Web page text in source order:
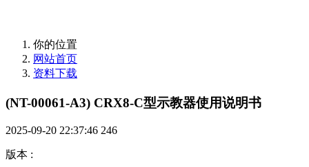
你的位置
网站首页
资料下载
(NT-00061-A3) CRX8-C型示教器使用说明书
2025-09-20 22:37:46 246
版本 :